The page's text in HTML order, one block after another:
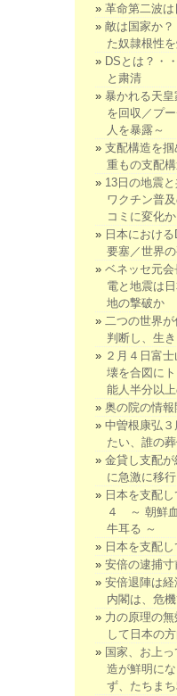
革命第二波
敵は国家か
た奴隷根性を
DSとは？・
と粛清
暴かれる天
を回収／プ
人を暴露～
支配構造を
重もの支配
13日の地震
ワクチン普
コミに変化か
日本におけ
要塞／世界
ベネッセ元
電と地震は
地の撃破か
二つの世界
判断し、生
２月４日富
壊を合図に
能人半分以
奥の院の情
中曽根康弘
たい、誰の
金貸し支配
に急激に移
日本を支配
４ ～ 朝鮮
牛耳る ～
日本を支配
安倍の逮捕
安倍退陣は
内閣は、危
力の原理の
して日本の
国家、お上
造が鮮明に
ず、たちま